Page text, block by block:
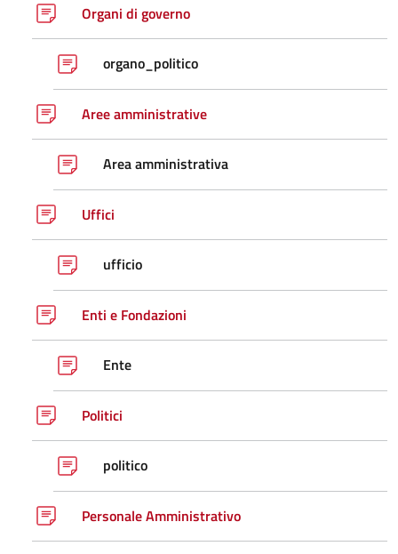
Organi di governo
organo_politico
Aree amministrative
Area amministrativa
Uffici
ufficio
Enti e Fondazioni
Ente
Politici
politico
Personale Amministrativo